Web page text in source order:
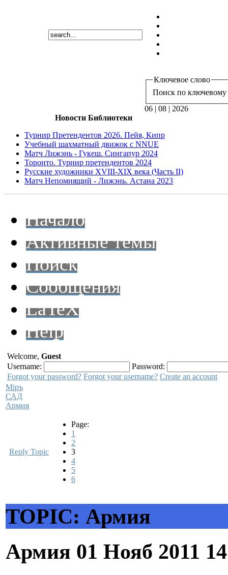
Ключевое слово
Поиск по ключевому
06 | 08 | 2026
Новости Библиотеки
Турнир Претендентов 2026. Пейя, Кипр
Учебный шахматный движок с NNUE
Матч Лижэнь - Гукеш. Сингапур 2024
Торонто. Турнир претендентов 2024
Русские художники XVIII-XIX века (Часть II)
Матч Непомнящий - Лижэнь. Астана 2023
Начало
Активные темы
Поиск
Сообщения
LaTeX
Help
Welcome, Guest
Username:
Password:
Forgot your password? Forgot your username? Create an account
Мiръ
САД
Армия
Reply Topic
Page:
1
2
3
4
5
6
TOPIC: Армия
Армия 01 Нояб 2011